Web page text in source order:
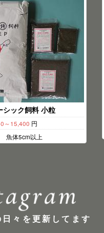
シック飼料 小粒
～15,400 円
魚体5cm以上
々を更新してます